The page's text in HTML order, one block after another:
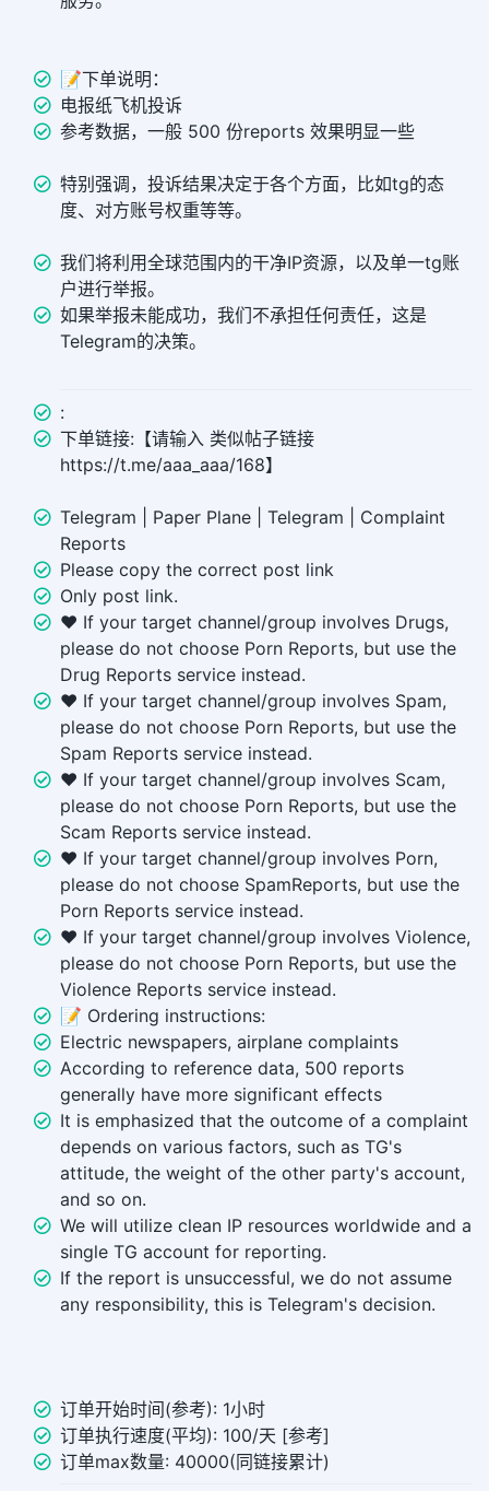
📝下单说明：
电报纸飞机投诉
参考数据，一般 500 份reports 效果明显一些
特别强调，投诉结果决定于各个方面，比如tg的态
度、对方账号权重等等。
我们将利用全球范围内的干净IP资源，以及单一tg账
户进行举报。
如果举报未能成功，我们不承担任何责任，这是
Telegram的决策。
:
下单链接:【请输入 类似帖子链接
https://t.me/aaa_aaa/168】
Telegram | Paper Plane | Telegram | Complaint
Reports
Please copy the correct post link
Only post link.
❤️ If your target channel/group involves Drugs,
please do not choose Porn Reports, but use the
Drug Reports service instead.
❤️ If your target channel/group involves Spam,
please do not choose Porn Reports, but use the
Spam Reports service instead.
❤️ If your target channel/group involves Scam,
please do not choose Porn Reports, but use the
Scam Reports service instead.
❤️ If your target channel/group involves Porn,
please do not choose SpamReports, but use the
Porn Reports service instead.
❤️ If your target channel/group involves Violence,
please do not choose Porn Reports, but use the
Violence Reports service instead.
📝 Ordering instructions:
Electric newspapers, airplane complaints
According to reference data, 500 reports
generally have more significant effects
It is emphasized that the outcome of a complaint
depends on various factors, such as TG's
attitude, the weight of the other party's account,
and so on.
We will utilize clean IP resources worldwide and a
single TG account for reporting.
If the report is unsuccessful, we do not assume
any responsibility, this is Telegram's decision.
订单开始时间(参考): 1小时
订单执行速度(平均): 100/天 [参考]
订单max数量: 40000(同链接累计)